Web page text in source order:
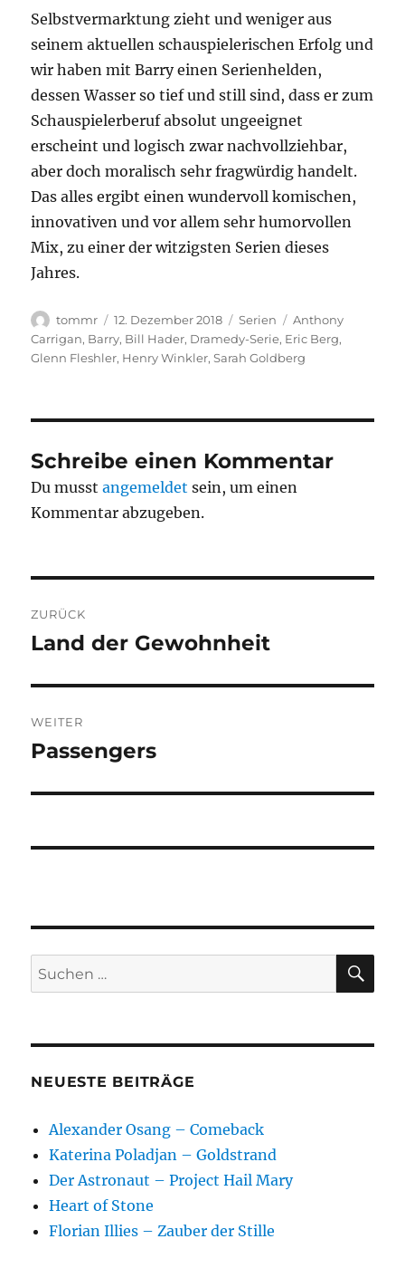
Selbstvermarktung zieht und weniger aus
seinem aktuellen schauspielerischen Erfolg und
wir haben mit Barry einen Serienhelden,
dessen Wasser so tief und still sind, dass er zum
Schauspielerberuf absolut ungeeignet
erscheint und logisch zwar nachvollziehbar,
aber doch moralisch sehr fragwürdig handelt.
Das alles ergibt einen wundervoll komischen,
innovativen und vor allem sehr humorvollen
Mix, zu einer der witzigsten Serien dieses
Jahres.
Autor
tommr
Veröffentlicht
am
12. Dezember 2018 Kategorien
Serien Schlagwörter
Anthony
Carrigan, Barry, Bill Hader, Dramedy-Serie, Eric Berg,
Glenn Fleshler, Henry Winkler,Sarah Goldberg
Schreibe einen Kommentar
Du musstangemeldet sein, um einen
Kommentar abzugeben.
ZURÜCK
Vorheriger
Land der Gewohnheit
WEITER
Nächster
Passengers
Suchen
nach:
NEUESTE BEITRÄGE
Alexander Osang – Comeback
Katerina Poladjan – Goldstrand
Der Astronaut – Project Hail Mary
Heart of Stone
Florian Illies – Zauber der Stille